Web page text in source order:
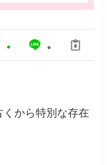
から特別な存在